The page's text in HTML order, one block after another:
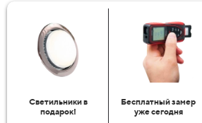
Светильники в
подарок!
Бесплатный замер
уже сегодня